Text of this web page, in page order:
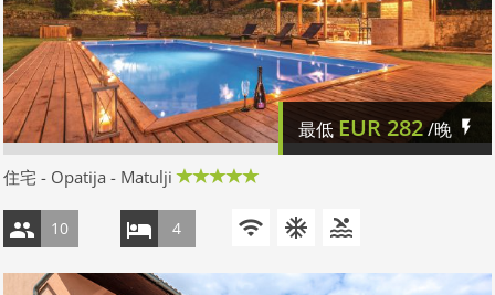
最低 EUR 282/晚
住宅 - Opatija - Matulji
10 4